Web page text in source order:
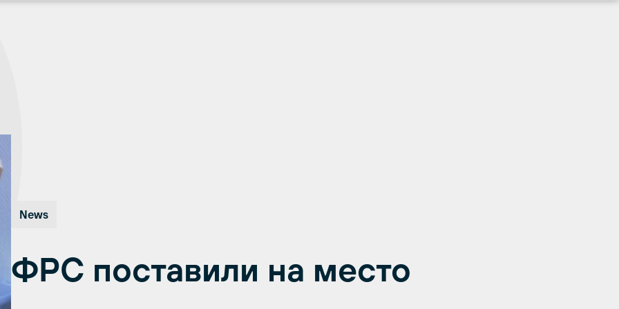
News
ФРС поставили на место